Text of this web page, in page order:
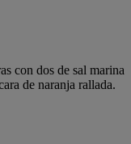
con dos de sal marina
de naranja rallada.